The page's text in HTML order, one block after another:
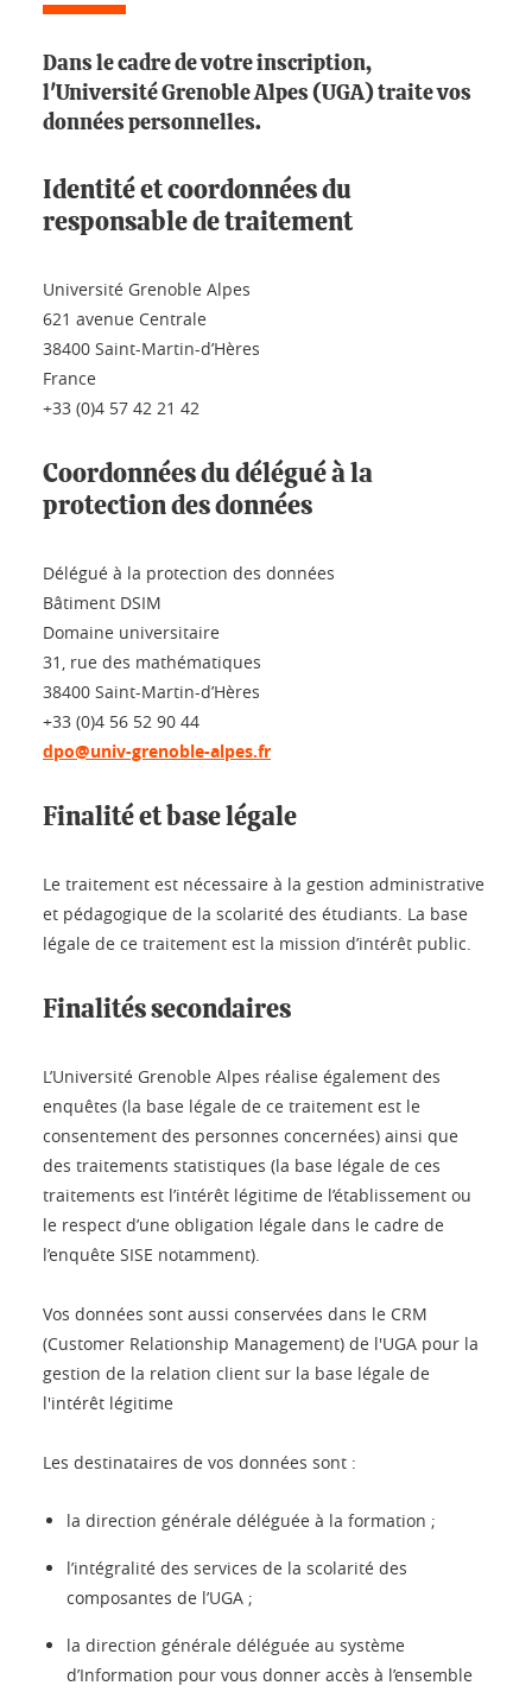
Dans le cadre de votre inscription,
l'Université Grenoble Alpes (UGA) traite vos
données personnelles.
Identité et coordonnées du
responsable de traitement
Université Grenoble Alpes
621 avenue Centrale
38400 Saint-Martin-d’Hères
France
+33 (0)4 57 42 21 42
Coordonnées du délégué à la
protection des données
Délégué à la protection des données
Bâtiment DSIM
Domaine universitaire
31, rue des mathématiques
38400 Saint-Martin-d’Hères
+33 (0)4 56 52 90 44
dpo@univ-grenoble-alpes.fr
Finalité et base légale
Le traitement est nécessaire à la gestion administrative
et pédagogique de la scolarité des étudiants. La base
légale de ce traitement est la mission d’intérêt public.
Finalités secondaires
L’Université Grenoble Alpes réalise également des
enquêtes (la base légale de ce traitement est le
consentement des personnes concernées) ainsi que
des traitements statistiques (la base légale de ces
traitements est l’intérêt légitime de l’établissement ou
le respect d’une obligation légale dans le cadre de
l’enquête SISE notamment).
Vos données sont aussi conservées dans le CRM
(Customer Relationship Management) de l'UGA pour la
gestion de la relation client sur la base légale de
l'intérêt légitime
Les destinataires de vos données sont :
la direction générale déléguée à la formation ;
l’intégralité des services de la scolarité des
composantes de l’UGA ;
la direction générale déléguée au système
d’Information pour vous donner accès à l’ensemble